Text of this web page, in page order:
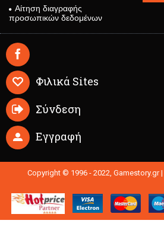
Αίτηση διαγραφής
προσωπικών δεδομένων
Φιλικά Sites
Σύνδεση
Εγγραφή
Copyright © 1996 - 2022, Gamestory.gr |